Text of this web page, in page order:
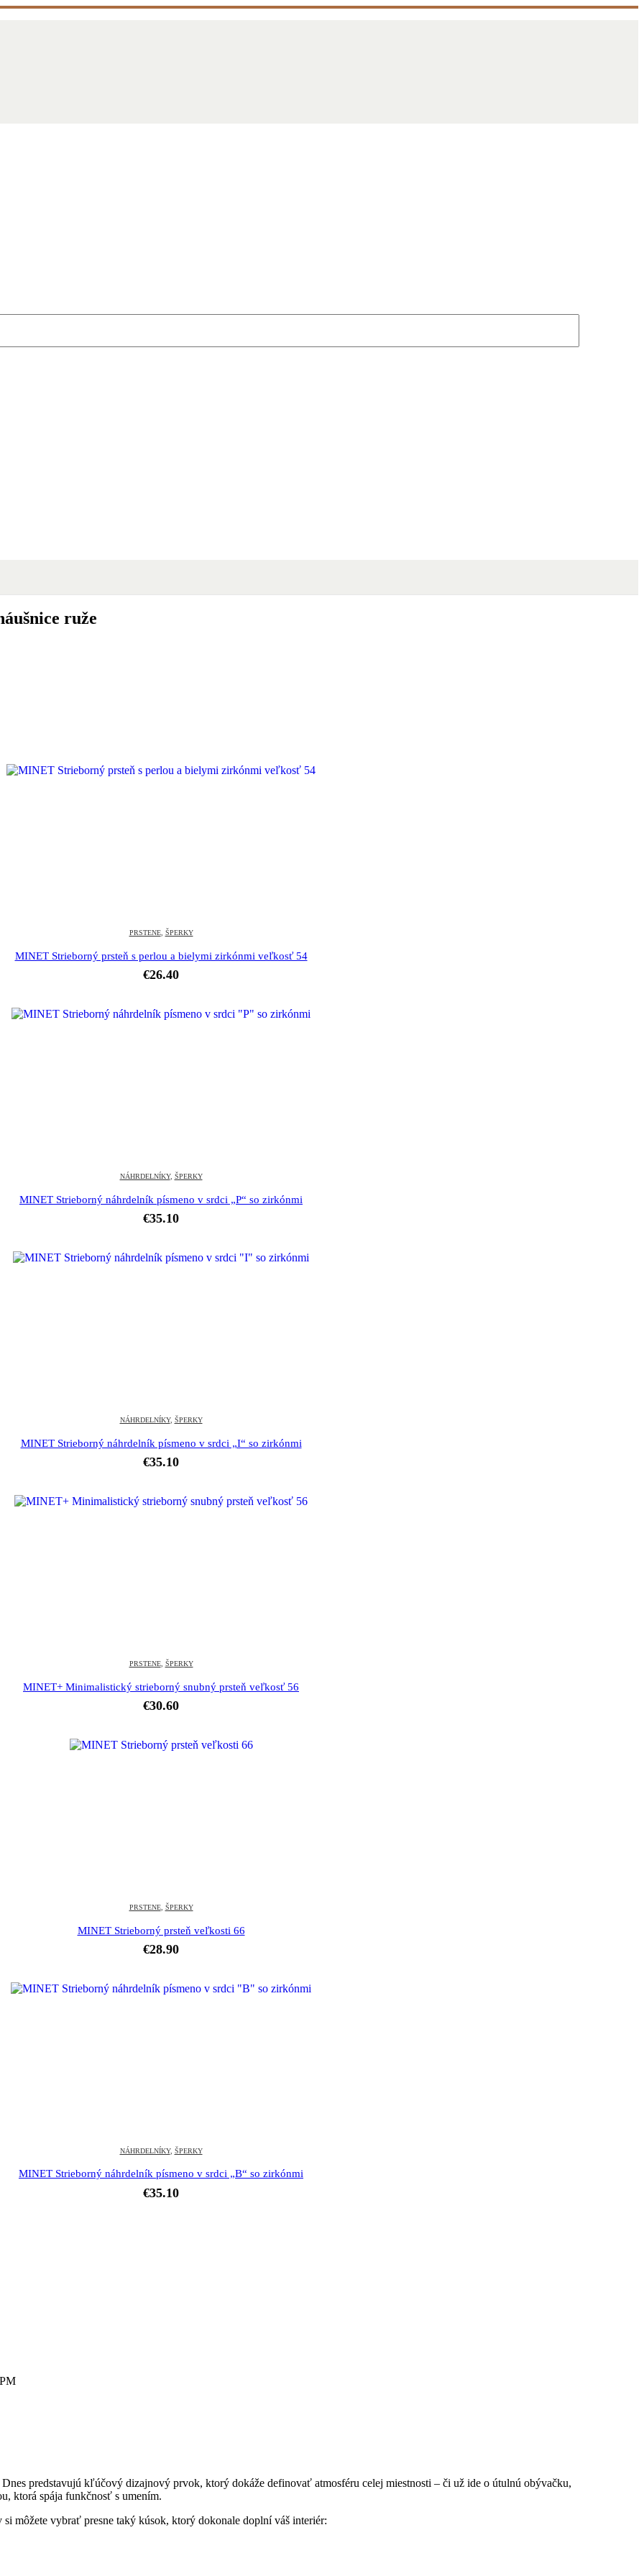
ruže
PRSTENE, ŠPERKY
MINET Strieborný prsteň s perlou a bielymi zirkónmi veľkosť 54
€26.40
NÁHRDELNÍKY, ŠPERKY
MINET Strieborný náhrdelník písmeno v srdci „P“ so zirkónmi
€35.10
NÁHRDELNÍKY, ŠPERKY
MINET Strieborný náhrdelník písmeno v srdci „I“ so zirkónmi
€35.10
PRSTENE, ŠPERKY
MINET+ Minimalistický strieborný snubný prsteň veľkosť 56
€30.60
PRSTENE, ŠPERKY
MINET Strieborný prsteň veľkosti 66
€28.90
NÁHRDELNÍKY, ŠPERKY
MINET Strieborný náhrdelník písmeno v srdci „B“ so zirkónmi
€35.10
predstavujú kľúčový dizajnový prvok, ktorý dokáže definovať atmosféru celej miestnosti – či už ide o útulnú obývačku,
ktorá spája funkčnosť s umením.
môžete vybrať presne taký kúsok, ktorý dokonale doplní váš interiér: